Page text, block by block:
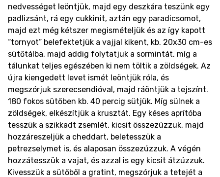
nedvességet leöntjük, majd egy deszkára teszünk egy
padlizsánt, rá egy cukkinit, aztán egy paradicsomot,
majd ezt még kétszer megismételjük és az így kapott
“tornyot” belefektetjük a vajjal kikent, kb. 20x30 cm-es
sütőtálba, majd addig folytatjuk a sormintát, míg a
tálunkat teljes egészében ki nem töltik a zöldségek. Az
újra kiengedett levet ismét leöntjük róla, és
megszórjuk szerecsendióval, majd ráöntjük a tejszínt.
180 fokos sütőben kb. 40 percig sütjük. Míg sülnek a
zöldségek, elkészítjük a krusztát. Egy késes aprítóba
tesszük a szikkadt zsemlét, kicsit összezúzzuk, majd
hozzáreszeljük a cheddart, beletesszük a
petrezselymet is, és alaposan összezúzzuk. A végén
hozzátesszük a vajat, és azzal is egy kicsit átzúzzuk.
Kivesszük a sütőből a gratint, megszórjuk a tetejét a